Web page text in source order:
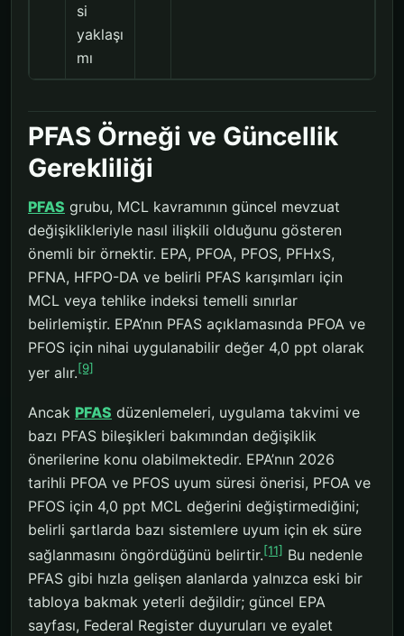
si
yaklaşı
mı
PFAS Örneği ve Güncellik
Gerekliliği
PFAS grubu, MCL kavramının güncel mevzuat
değişiklikleriyle nasıl ilişkili olduğunu gösteren
önemli bir örnektir. EPA, PFOA, PFOS, PFHxS,
PFNA, HFPO-DA ve belirli PFAS karışımları için
MCL veya tehlike indeksi temelli sınırlar
belirlemiştir. EPA’nın PFAS açıklamasında PFOA ve
PFOS için nihai uygulanabilir değer 4,0 ppt olarak
yer alır.[9]
Ancak PFAS düzenlemeleri, uygulama takvimi ve
bazı PFAS bileşikleri bakımından değişiklik
önerilerine konu olabilmektedir. EPA’nın 2026
tarihli PFOA ve PFOS uyum süresi önerisi, PFOA ve
PFOS için 4,0 ppt MCL değerini değiştirmediğini;
belirli şartlarda bazı sistemlere uyum için ek süre
sağlanmasını öngördüğünü belirtir.[11] Bu nedenle
PFAS gibi hızla gelişen alanlarda yalnızca eski bir
tabloya bakmak yeterli değildir; güncel EPA
sayfası, Federal Register duyuruları ve eyalet